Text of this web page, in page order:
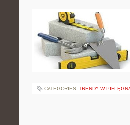
CATEGORIES: TRENDY W